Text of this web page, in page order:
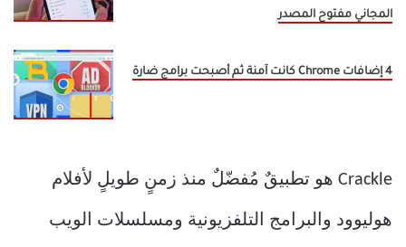
المجاني مفتوح المصدر
4 إضافات Chrome كانت آمنة ثم أصبحت برامج ضارة
Crackle هو تطبيقٌ مُفضّلٌ منذ زمنٍ طويلٍ لأفلام
هوليوود والبرامج التلفزيونية ومسلسلات الويب